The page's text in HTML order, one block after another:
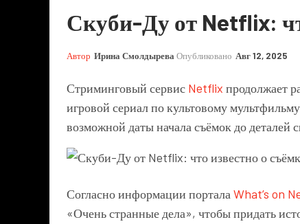
Скуби-Ду от Netflix:
Автор Ирина СмолдыреваОпубликовано Авг 12, 2025
Стриминговый сервис Netflix продолжает
игровой сериал по культовому
возможной даты начала съёмок до деталей
Согласно информации портала What’s on
«Очень странные дела», чтобы придать